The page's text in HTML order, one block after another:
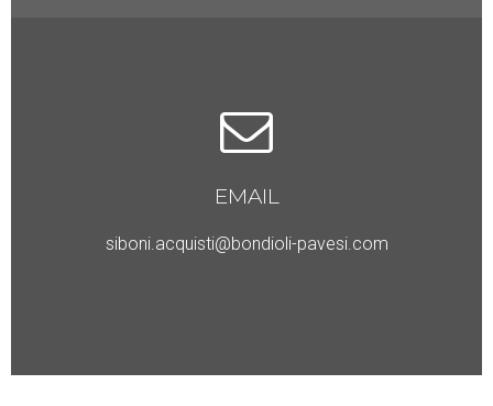
EMAIL
siboni.acquisti@bondioli-pavesi.com